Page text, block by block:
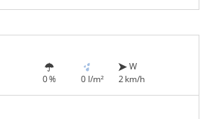
0 % 0 l/m²
W
2 km/h